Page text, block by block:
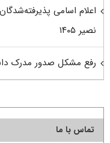
اعلام اسامی
نصیر ۱۴۰۵
رفع مشکل صدور مدرک
تماس با ما